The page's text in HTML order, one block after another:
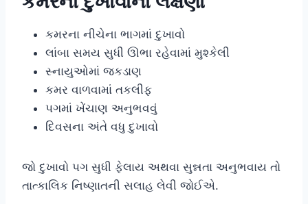
કમરના નીચેના ભાગમાં દુખાવો
લાંબા સમય સુધી ઊભા રહેવામાં મુશ્કેલી
સ્નાયુઓમાં જકડાણ
કમર વાળવામાં તકલીફ
પગમાં ખેંચાણ અનુભવવું
દિવસના અંતે વધુ દુખાવો
જો દુખાવો પગ સુધી ફેલાય અથવા સુન્નતા અનુભવાય તો
તાત્કાલિક નિષ્ણાતની સલાહ લેવી જોઈએ.